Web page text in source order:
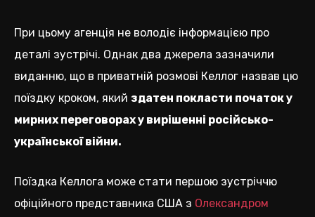
При цьому агенція не володіє інформацією про
деталі зустрічі. Однак два джерела зазначили
виданню, що в приватній розмові Келлог назвав цю
поїздку кроком, який здатен покласти початок у
мирних переговорах у вирішенні російсько-
української війни.
Поїздка Келлога може стати першою зустріччю
офіційного представника США з Олександром